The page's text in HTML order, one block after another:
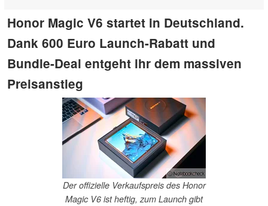
Honor Magic V6 startet in Deutschland.
Dank 600 Euro Launch-Rabatt und
Bundle-Deal entgeht ihr dem massiven
Preisanstieg
ⓘ Notebookcheck
Der offizielle Verkaufspreis des Honor
Magic V6 ist heftig, zum Launch gibt